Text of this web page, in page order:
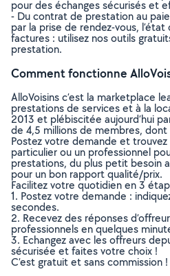
pour des échanges sécurisés et
- Du contrat de prestation au
par la prise de rendez-vous,
factures : utilisez nos outils
prestation.
Comment fonctionne
AlloVoisins c’est la marketplace
prestations de services et à la
2013 et plébiscitée aujourd’hui
de 4,5 millions de membres,
Postez votre demande et
particulier ou un professionnel
prestations, du plus petit besoin
pour un bon rapport qualité/prix.
Facilitez votre quotidien en 3
1. Postez votre demande :
secondes.
2. Recevez des réponses
professionnels en quelques
3. Echangez avec les offreurs
sécurisée et faites votre choix !
C’est gratuit et sans commission !